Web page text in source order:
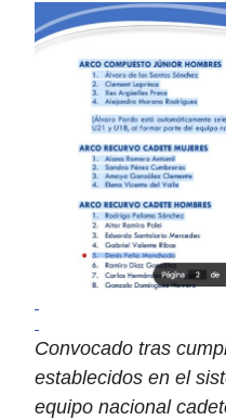
Convocado tras
establecidos en el
equipo nacional